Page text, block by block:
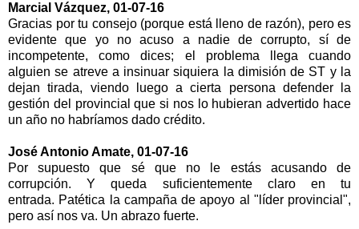
Marcial Vázquez, 01-07-16
Gracias por tu consejo (porque está lleno de razón), pero es
evidente que yo no acuso a nadie de corrupto, sí de
incompetente, como dices; el problema llega cuando
alguien se atreve a insinuar siquiera la dimisión de ST y la
dejan tirada, viendo luego a cierta persona defender la
gestión del provincial que si nos lo hubieran advertido hace
un año no habríamos dado crédito.
José Antonio Amate, 01-07-16
Por supuesto que sé que no le estás acusando de
corrupción. Y queda suficientemente claro en tu
entrada. Patética la campaña de apoyo al "líder provincial",
pero así nos va. Un abrazo fuerte.